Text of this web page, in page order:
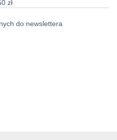
zł
do newslettera